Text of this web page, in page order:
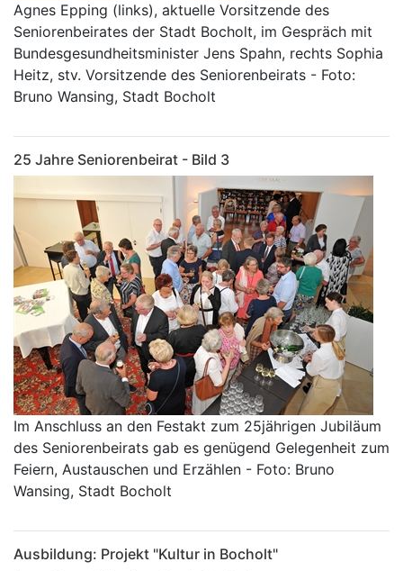
Agnes Epping (links), aktuelle Vorsitzende des
Seniorenbeirates der Stadt Bocholt, im Gespräch mit
Bundesgesundheitsminister Jens Spahn, rechts Sophia
Heitz, stv. Vorsitzende des Seniorenbeirats - Foto:
Bruno Wansing, Stadt Bocholt
25 Jahre Seniorenbeirat - Bild 3
Im Anschluss an den Festakt zum 25jährigen Jubiläum
des Seniorenbeirats gab es genügend Gelegenheit zum
Feiern, Austauschen und Erzählen - Foto: Bruno
Wansing, Stadt Bocholt
Ausbildung: Projekt "Kultur in Bocholt"